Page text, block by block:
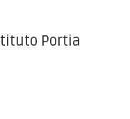
Portia